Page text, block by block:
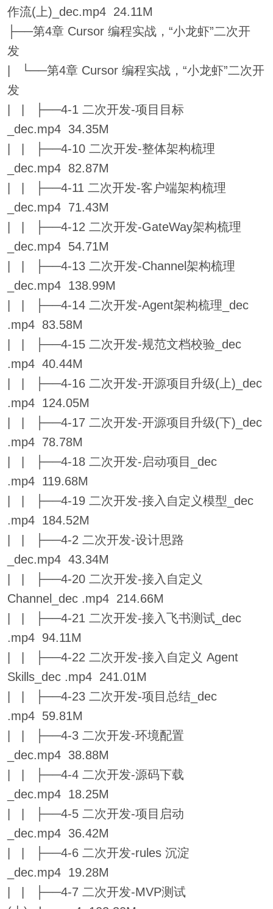
作流(上)_dec.mp4 24.11M
├──第4章 Cursor 编程实战，“小龙虾”二次开
发
| └──第4章 Cursor 编程实战，“小龙虾”二次开
发
| | ├──4-1 二次开发-项目目标
_dec.mp4 34.35M
| | ├──4-10 二次开发-整体架构梳理
_dec.mp4 82.87M
| | ├──4-11 二次开发-客户端架构梳理
_dec.mp4 71.43M
| | ├──4-12 二次开发-GateWay架构梳理
_dec.mp4 54.71M
| | ├──4-13 二次开发-Channel架构梳理
_dec.mp4 138.99M
| | ├──4-14 二次开发-Agent架构梳理_dec
.mp4 83.58M
| | ├──4-15 二次开发-规范文档校验_dec
.mp4 40.44M
| | ├──4-16 二次开发-开源项目升级(上)_dec
.mp4 124.05M
| | ├──4-17 二次开发-开源项目升级(下)_dec
.mp4 78.78M
| | ├──4-18 二次开发-启动项目_dec
.mp4 119.68M
| | ├──4-19 二次开发-接入自定义模型_dec
.mp4 184.52M
| | ├──4-2 二次开发-设计思路
_dec.mp4 43.34M
| | ├──4-20 二次开发-接入自定义
Channel_dec .mp4 214.66M
| | ├──4-21 二次开发-接入飞书测试_dec
.mp4 94.11M
| | ├──4-22 二次开发-接入自定义 Agent
Skills_dec .mp4 241.01M
| | ├──4-23 二次开发-项目总结_dec
.mp4 59.81M
| | ├──4-3 二次开发-环境配置
_dec.mp4 38.88M
| | ├──4-4 二次开发-源码下载
_dec.mp4 18.25M
| | ├──4-5 二次开发-项目启动
_dec.mp4 36.42M
| | ├──4-6 二次开发-rules 沉淀
_dec.mp4 19.28M
| | ├──4-7 二次开发-MVP测试